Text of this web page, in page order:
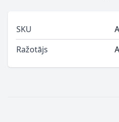
SKU
Ražotājs